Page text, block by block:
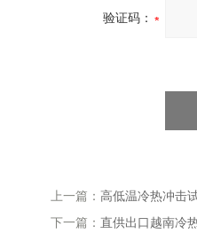
验证码：
上一篇： 高低温冷热冲击
下一篇： 直供出口越南冷